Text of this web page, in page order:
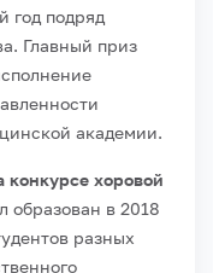
год подряд
Главный приз
академии.
конкурсе хоровой
образован в 2018
разных